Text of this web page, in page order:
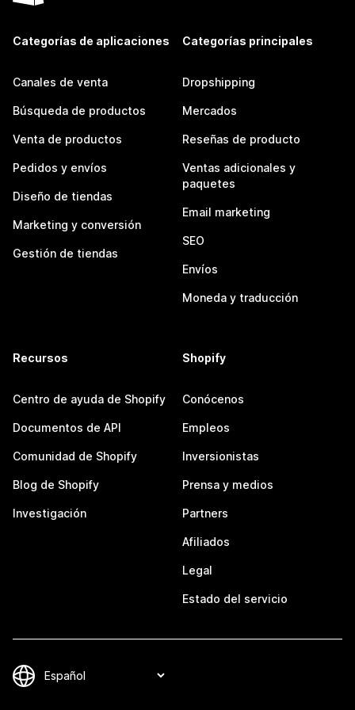
Categorías de aplicaciones
Canales de venta
Búsqueda de productos
Venta de productos
Pedidos y envíos
Diseño de tiendas
Marketing y conversión
Gestión de tiendas
Categorías principales
Dropshipping
Mercados
Reseñas de producto
Ventas adicionales y
paquetes
Email marketing
SEO
Envíos
Moneda y traducción
Recursos
Centro de ayuda de Shopify
Documentos de API
Comunidad de Shopify
Blog de Shopify
Investigación
Shopify
Conócenos
Empleos
Inversionistas
Prensa y medios
Partners
Afiliados
Legal
Estado del servicio